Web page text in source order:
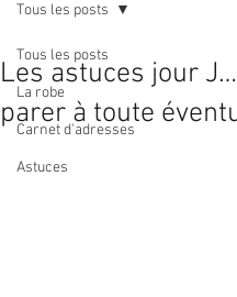
Tous les posts
La robe
Carnet d'adresses
Astuces
Tous les posts
Les astuces jour
parer à toute